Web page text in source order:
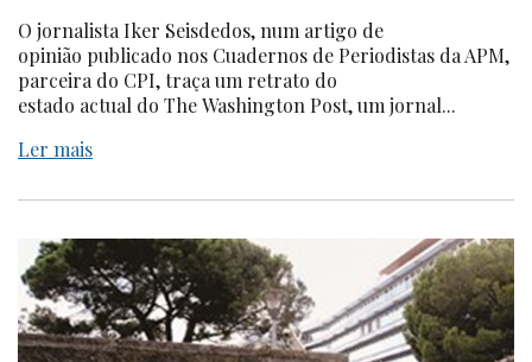
O jornalista Iker Seisdedos, num artigo de
opinião publicado nos Cuadernos de Periodistas da APM,
parceira do CPI, traça um retrato do
estado actual do The Washington Post, um jornal...
Ler mais